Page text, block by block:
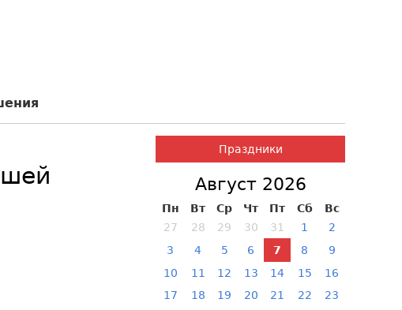
Праздники
Август 2026
Пн Вт Ср Чт Пт Сб
Вс
27
28 29 30 31 1
2
3
4 5 6 7 8
9
10
11 12 13 14 15
16
17
18 19 20 21 22
23